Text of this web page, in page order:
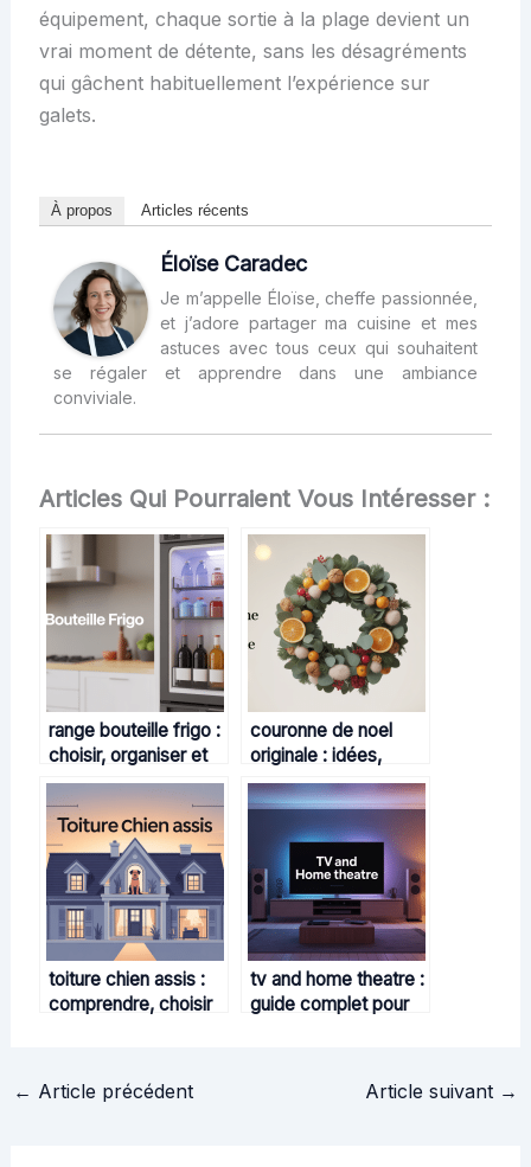
équipement, chaque sortie à la plage devient un
vrai moment de détente, sans les désagréments
qui gâchent habituellement l’expérience sur
galets.
À propos Articles récents
Éloïse Caradec
Je m’appelle Éloïse, cheffe passionnée,
et j’adore partager ma cuisine et mes
astuces avec tous ceux qui souhaitent
se régaler et apprendre dans une ambiance
conviviale.
Articles Qui Pourraient Vous Intéresser :
range bouteille frigo :
choisir, organiser et
optimiser son espace
couronne de noel
originale : idées,
styles et inspirations
déco uniques
toiture chien assis :
comprendre, choisir
tv and home theatre :
guide complet pour
← Article précédent Article suivant →